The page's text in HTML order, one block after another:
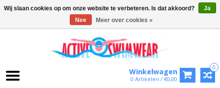
0
Winkelwagen
0 Artikelen / €0,00
Wij slaan cookies op om onze website te verbeteren. Is dat akkoord?
Ja
Nee
Meer over cookies »